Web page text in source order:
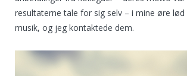
resultaterne tale for sig selv – i mine øre
musik, og jeg kontaktede dem.